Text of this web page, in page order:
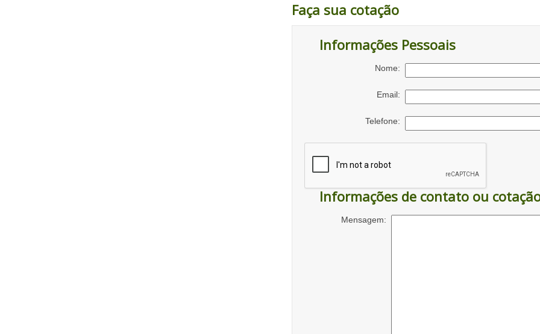
Faça sua cotação
Informações Pessoais
Nome:
Email:
Telefone:
Informações de contato ou
Mensagem: